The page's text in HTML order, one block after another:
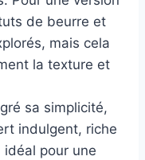
de beurre et
mais cela
la texture et
sa simplicité,
indulgent, riche
pour une